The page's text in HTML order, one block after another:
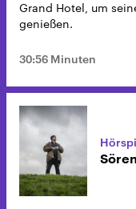
Grand Hotel, um
genießen.
30:56 Minuten